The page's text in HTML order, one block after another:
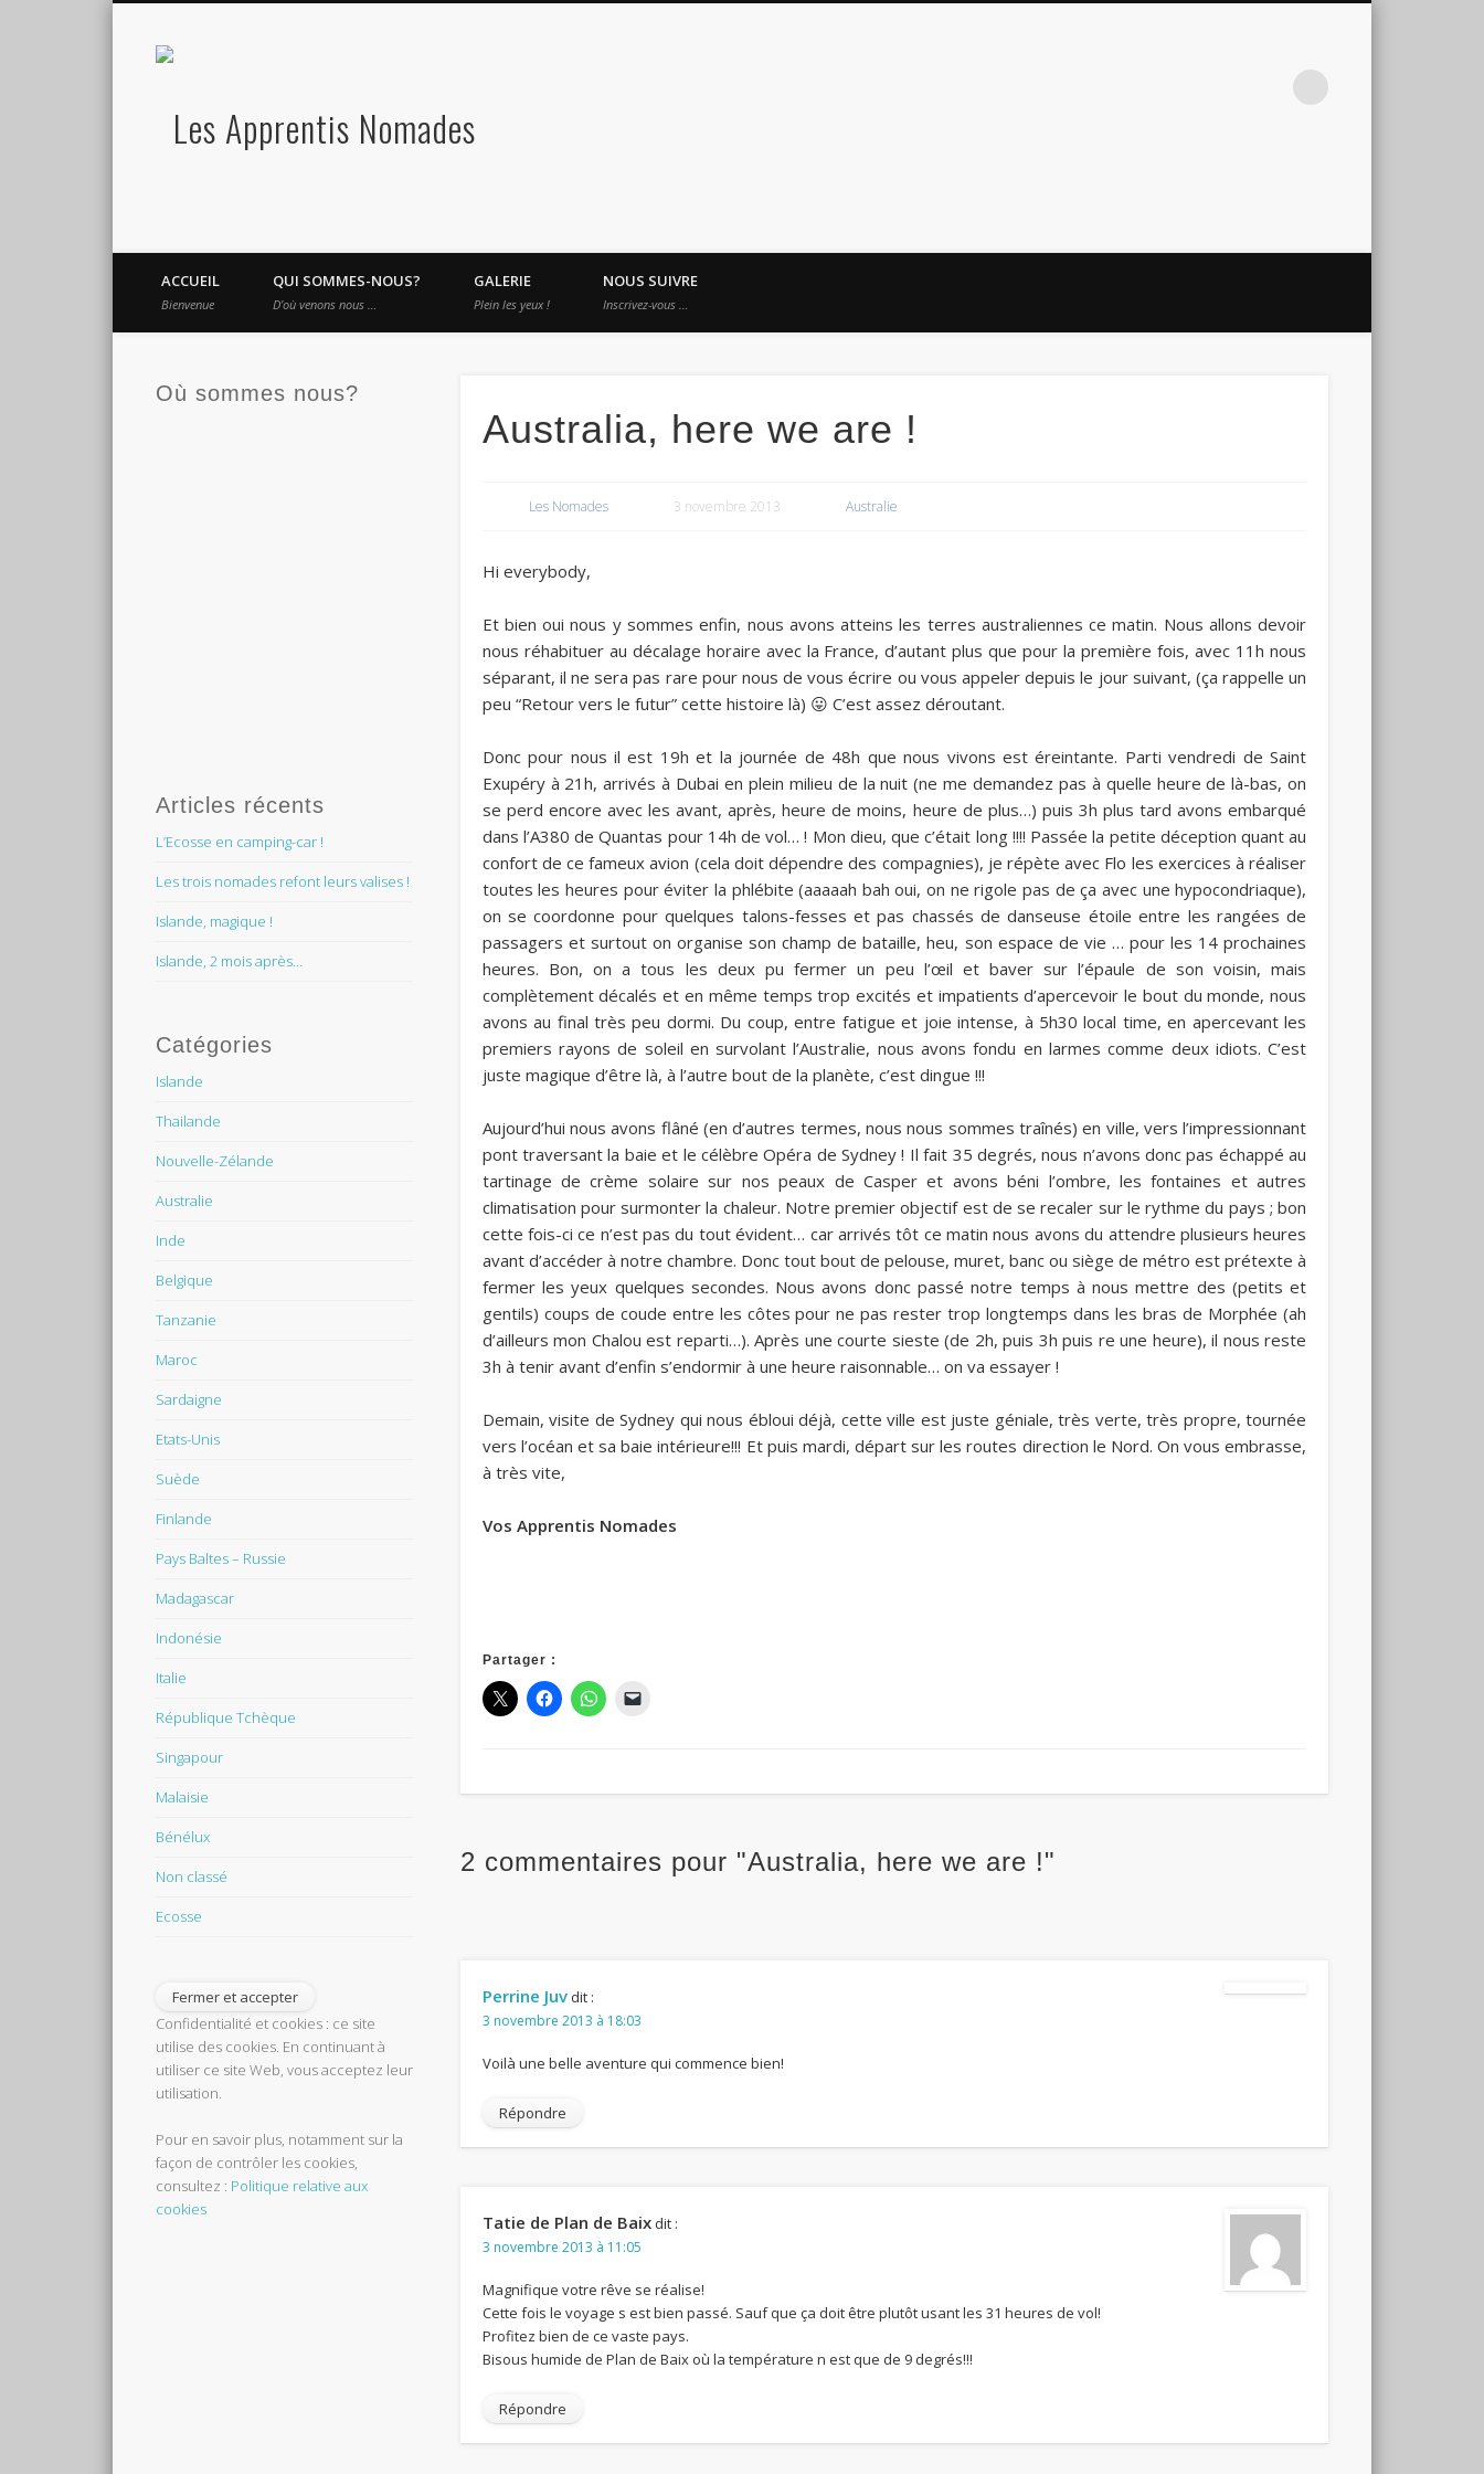
ACCUEIL
Bienvenue
QUI SOMMES-NOUS?
D’où venons nous …
GALERIE
Plein les yeux !
NOUS SUIVRE
Inscrivez-vous …
Australia, here we are !
Les Nomades 3 novembre 2013 Australie
Hi everybody,
Et bien oui nous y sommes enfin, nous avons atteins les terres australiennes ce matin. Nous allons devoir
nous réhabituer au décalage horaire avec la France, d’autant plus que pour la première fois, avec 11h nous
séparant, il ne sera pas rare pour nous de vous écrire ou vous appeler depuis le jour suivant, (ça rappelle un
peu “Retour vers le futur” cette histoire là) 😛 C’est assez déroutant.
Donc pour nous il est 19h et la journée de 48h que nous vivons est éreintante. Parti vendredi de Saint
Exupéry à 21h, arrivés à Dubai en plein milieu de la nuit (ne me demandez pas à quelle heure de là-bas, on
se perd encore avec les avant, après, heure de moins, heure de plus…) puis 3h plus tard avons embarqué
dans l’A380 de Quantas pour 14h de vol… ! Mon dieu, que c’était long !!!! Passée la petite déception quant au
confort de ce fameux avion (cela doit dépendre des compagnies), je répète avec Flo les exercices à réaliser
toutes les heures pour éviter la phlébite (aaaaah bah oui, on ne rigole pas de ça avec une hypocondriaque),
on se coordonne pour quelques talons-fesses et pas chassés de danseuse étoile entre les rangées de
passagers et surtout on organise son champ de bataille, heu, son espace de vie … pour les 14 prochaines
heures. Bon, on a tous les deux pu fermer un peu l’œil et baver sur l’épaule de son voisin, mais
complètement décalés et en même temps trop excités et impatients d’apercevoir le bout du monde, nous
avons au final très peu dormi. Du coup, entre fatigue et joie intense, à 5h30 local time, en apercevant les
premiers rayons de soleil en survolant l’Australie, nous avons fondu en larmes comme deux idiots. C’est
juste magique d’être là, à l’autre bout de la planète, c’est dingue !!!
Aujourd’hui nous avons flâné (en d’autres termes, nous nous sommes traînés) en ville, vers l’impressionnant
pont traversant la baie et le célèbre Opéra de Sydney ! Il fait 35 degrés, nous n’avons donc pas échappé au
tartinage de crème solaire sur nos peaux de Casper et avons béni l’ombre, les fontaines et autres
climatisation pour surmonter la chaleur. Notre premier objectif est de se recaler sur le rythme du pays ; bon
cette fois-ci ce n’est pas du tout évident… car arrivés tôt ce matin nous avons du attendre plusieurs heures
avant d’accéder à notre chambre. Donc tout bout de pelouse, muret, banc ou siège de métro est prétexte à
fermer les yeux quelques secondes. Nous avons donc passé notre temps à nous mettre des (petits et
gentils) coups de coude entre les côtes pour ne pas rester trop longtemps dans les bras de Morphée (ah
d’ailleurs mon Chalou est reparti…). Après une courte sieste (de 2h, puis 3h puis re une heure), il nous reste
3h à tenir avant d’enfin s’endormir à une heure raisonnable… on va essayer !
Demain, visite de Sydney qui nous ébloui déjà, cette ville est juste géniale, très verte, très propre, tournée
vers l’océan et sa baie intérieure!!! Et puis mardi, départ sur les routes direction le Nord. On vous embrasse,
à très vite,
Vos Apprentis Nomades
Partager :
2 commentaires pour "Australia, here we are !"
Perrine Juv dit :
3 novembre 2013 à 18:03
Voilà une belle aventure qui commence bien!
Répondre
Tatie de Plan de Baix dit :
3 novembre 2013 à 11:05
Magnifique votre rêve se réalise!
Cette fois le voyage s est bien passé. Sauf que ça doit être plutôt usant les 31 heures de vol!
Profitez bien de ce vaste pays.
Bisous humide de Plan de Baix où la température n est que de 9 degrés!!!
Répondre
Où sommes nous?
Articles récents
L’Ecosse en camping-car !
Les trois nomades refont leurs valises !
Islande, magique !
Islande, 2 mois après…
Catégories
Islande
Thailande
Nouvelle-Zélande
Australie
Inde
Belgique
Tanzanie
Maroc
Sardaigne
Etats-Unis
Suède
Finlande
Pays Baltes – Russie
Madagascar
Indonésie
Italie
République Tchèque
Singapour
Malaisie
Bénélux
Non classé
Ecosse
Confidentialité et cookies : ce site
utilise des cookies. En continuant à
utiliser ce site Web, vous acceptez leur
utilisation.
Pour en savoir plus, notamment sur la
façon de contrôler les cookies,
consultez : Politique relative aux
cookies